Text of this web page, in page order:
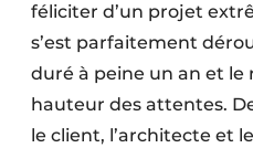
féliciter d’un projet
s’est parfaitement
duré à peine un an et le
hauteur des attentes.
le client, l’architecte et